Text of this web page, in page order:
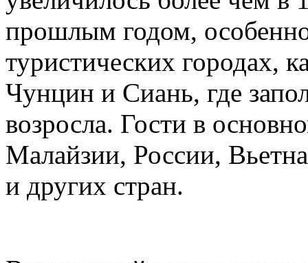
прошлым годом,
туристических
Чунцин и Сиань, где
возросла. Гости в
Малайзии, России,
и других стран.